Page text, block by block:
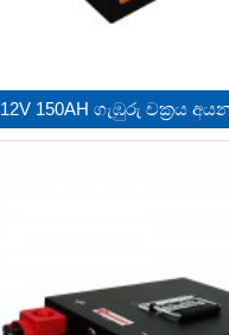
12V 150AH ගැඹුරු චක්‍රය